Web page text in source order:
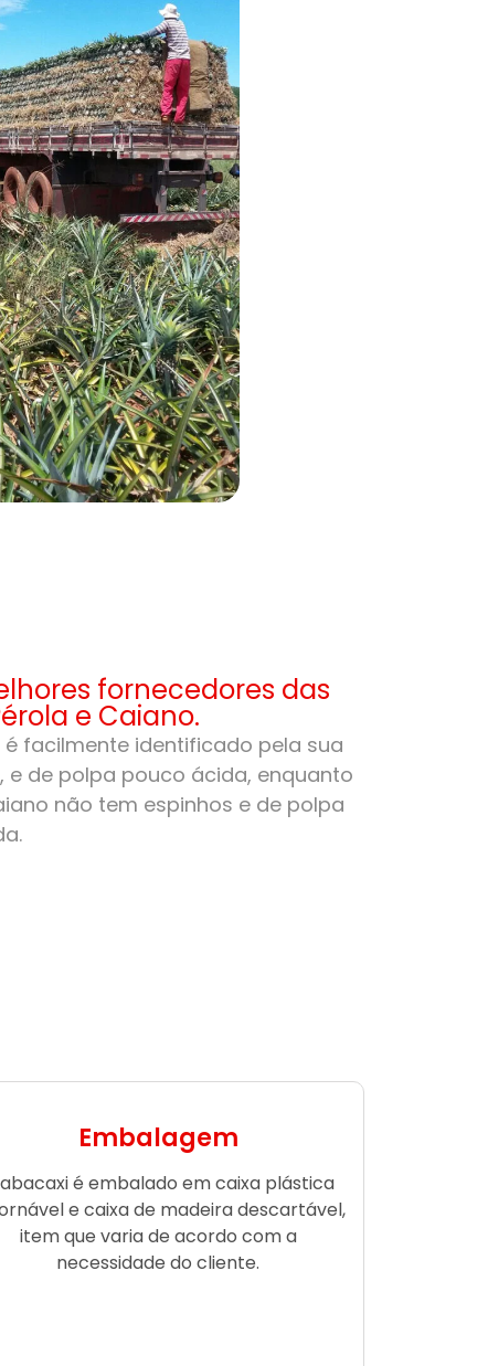
fornecedores das
e Caiano.
é facilmente identificado pela sua
e de polpa pouco ácida, enquanto
não tem espinhos e de polpa
Embalagem
é embalado em caixa plástica
e caixa de madeira descartável,
item que varia de acordo com a
necessidade do cliente.